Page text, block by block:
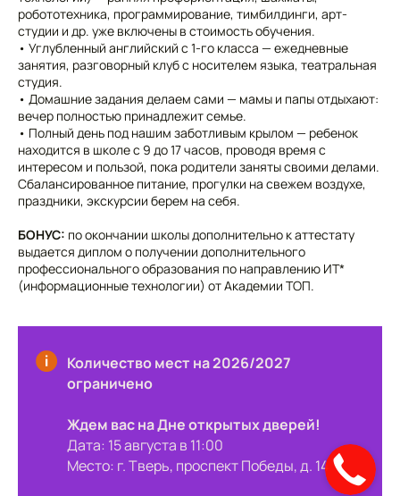
робототехника, программирование, тимбилдинги, арт-
студии и др. уже включены в стоимость обучения.
• Углубленный английский с 1-го класса — ежедневные
занятия, разговорный клуб с носителем языка, театральная
студия.
• Домашние задания делаем сами — мамы и папы отдыхают:
вечер полностью принадлежит семье.
• Полный день под нашим заботливым крылом — ребенок
находится в школе с 9 до 17 часов, проводя время с
интересом и пользой, пока родители заняты своими делами.
Сбалансированное питание, прогулки на свежем воздухе,
праздники, экскурсии берем на себя.
БОНУС: по окончании школы дополнительно к аттестату
выдается диплом о получении дополнительного
профессионального образования по направлению ИТ*
(информационные технологии) от Академии ТОП.
Количество мест на 2026/2027
ограничено
Ждем вас на Дне открытых дверей!
Дата: 15 августа в 11:00
Место: г. Тверь, проспект Победы, д. 14